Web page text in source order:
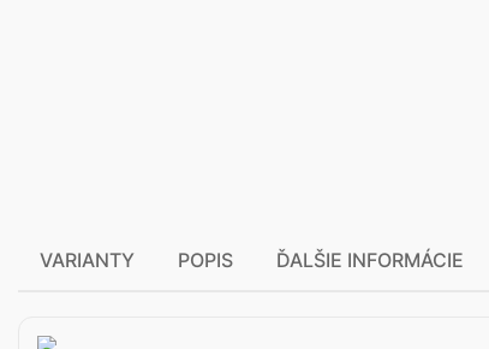
VARIANTY POPIS ĎALŠIE INFORMÁCIE